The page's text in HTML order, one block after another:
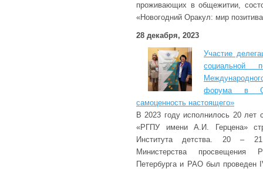
проживающих в общежитии,
«Новогодний Оракул: мир
28 декабря, 2023
Участие
социальной
форума в
самоценность настоящего»
В 2023 году исполнилось 20
«РГПУ имени А.И. Герцена»
Института детства. 20 –
Министерства просвещения
Петербурга и РАО был проведен